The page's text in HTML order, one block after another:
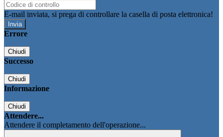
E-mail inviata, si prega di controllare la casella di posta elettronica!
Errore
Chiudi
Successo
Chiudi
Informazione
Chiudi
Attendere...
Attendere il completamento dell'operazione...